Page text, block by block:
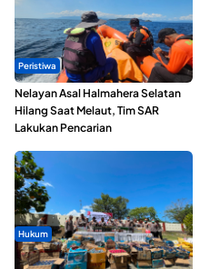
Peristiwa
Nelayan Asal Halmahera Selatan
Hilang Saat Melaut, Tim SAR
Lakukan Pencarian
Hukum
Polda Maluku Utara Musnahkan